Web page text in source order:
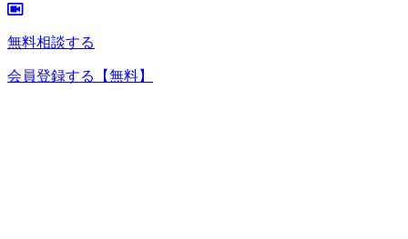
無料相談する
会員登録する 【無料】